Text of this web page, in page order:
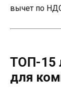
вычет по
ТОП-15
для